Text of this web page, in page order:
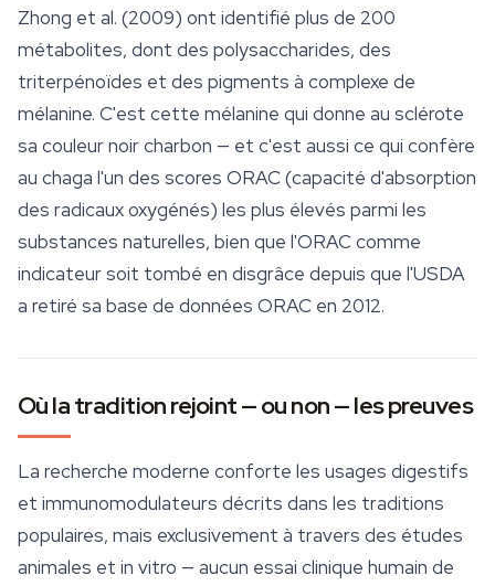
Zhong et al. (2009) ont identifié plus de 200
métabolites, dont des polysaccharides, des
triterpénoïdes et des pigments à complexe de
mélanine. C'est cette mélanine qui donne au sclérote
sa couleur noir charbon — et c'est aussi ce qui confère
au chaga l'un des scores ORAC (capacité d'absorption
des radicaux oxygénés) les plus élevés parmi les
substances naturelles, bien que l'ORAC comme
indicateur soit tombé en disgrâce depuis que l'USDA
a retiré sa base de données ORAC en 2012.
Où la tradition rejoint — ou non — les preuves
La recherche moderne conforte les usages digestifs
et immunomodulateurs décrits dans les traditions
populaires, mais exclusivement à travers des études
animales et in vitro — aucun essai clinique humain de